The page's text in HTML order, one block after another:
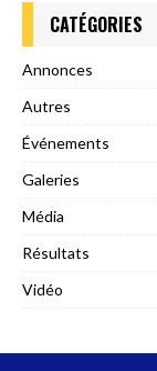
CATÉGORIES
Annonces
Autres
Événements
Galeries
Média
Résultats
Vidéo